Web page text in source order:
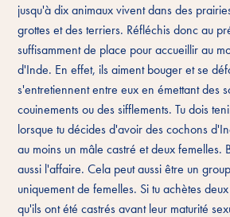
jusqu'à dix animaux vivent dans des
grottes et des terriers. Réfléchis donc au
suffisamment de place pour accueillir au
d'Inde. En effet, ils aiment bouger et se
s'entretiennent entre eux en émettant des
couinements ou des sifflements. Tu dois
lorsque tu décides d'avoir des cochons
au moins un mâle castré et deux femelles.
aussi l'affaire. Cela peut aussi être un
uniquement de femelles. Si tu achètes
qu'ils ont été castrés avant leur maturité